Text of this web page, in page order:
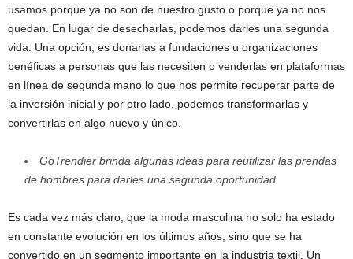
usamos porque ya no son de nuestro gusto o porque ya no nos
quedan. En lugar de desecharlas, podemos darles una segunda
vida. Una opción, es donarlas a fundaciones u organizaciones
benéficas a personas que las necesiten o venderlas en plataformas
en línea de segunda mano lo que nos permite recuperar parte de
la inversión inicial y por otro lado, podemos transformarlas y
convertirlas en algo nuevo y único.
GoTrendier brinda algunas ideas para reutilizar las prendas
de hombres para darles una segunda oportunidad.
Es cada vez más claro, que la moda masculina no solo ha estado
en constante evolución en los últimos años, sino que se ha
convertido en un segmento importante en la industria textil. Un